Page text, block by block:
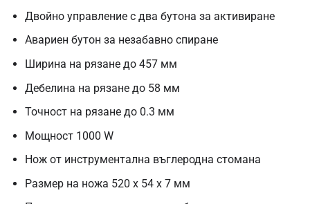
Двойно управление с два бутона за активиране
Авариен бутон за незабавно спиране
Ширина на рязане до 457 мм
Дебелина на рязане до 58 мм
Точност на рязане до 0.3 мм
Мощност 1000 W
Нож от инструментална въглеродна стомана
Размер на ножа 520 x 54 x 7 мм